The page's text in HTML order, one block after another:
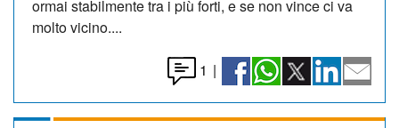
ormai stabilmente tra i più forti, e se non vince ci va
molto vicino....
1 |